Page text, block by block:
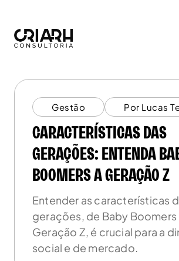
Gestão Por Lucas
CARACTERÍSTICAS DAS
GERAÇÕES: ENTENDA
BOOMERS A GERAÇÃO Z
Entender as características
gerações, de Baby Boomers
Geração Z, é crucial para a
social e de mercado.